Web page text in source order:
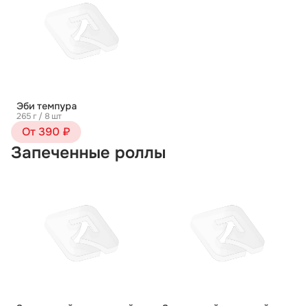
Эби темпура
265 г / 8 шт
От 390 ₽
Запеченные роллы